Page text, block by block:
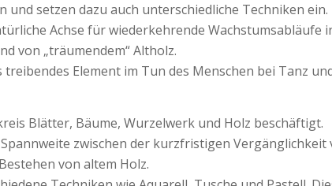
und setzen dazu auch unterschiedliche Techniken ein.
Achse für wiederkehrende Wachstumsabläufe
von „träumendem“ Altholz.
Element im Tun des Menschen bei Tanz
Blätter, Bäume, Wurzelwerk und Holz beschäftigt.
zwischen der kurzfristigen Vergänglichkeit
von altem Holz.